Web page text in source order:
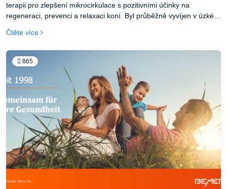
terapii pro zlepšení mikrocirkulace s pozitivními účinky na
regeneraci, prevenci a relaxaci koní. Byl průběžně vyvíjen v úzké
prvky a promyšlené detaily. Skutečně spokojený jezdec je šťastný
a uvolněný. Jen tak může pozorně a ochotně spolupracovat.
Čtěte více
865